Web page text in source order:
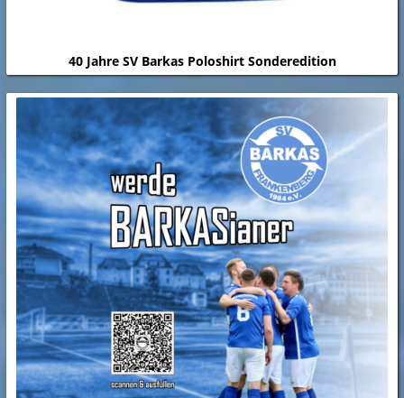
40 Jahre SV Barkas Poloshirt Sonderedition